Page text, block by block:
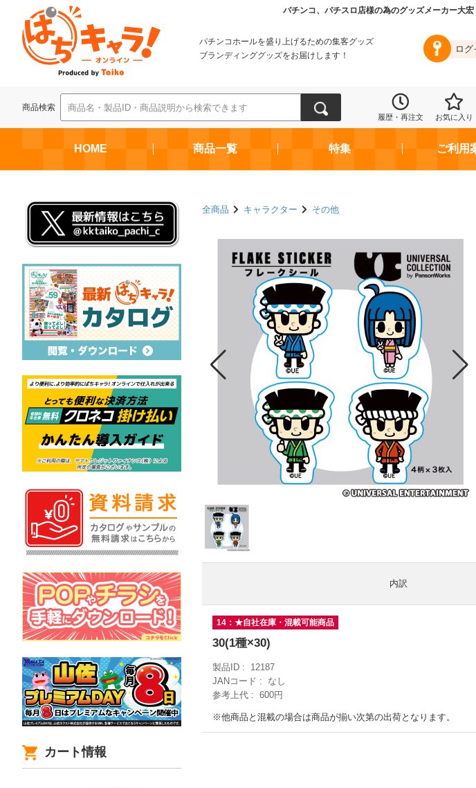
パチンコ、パチスロ店様の為のグッズメーカー大
パチンコホールを盛り上げるための集客グッズ
ブランディンググッズをお届けします！
ログ
商品検索
履歴・再注文 お気に入り
HOME 商品一覧 特集 ご利用
全商品 キャラクター その他
内訳
14：★自社在庫・混載可能商品
30(1種×30)
製品ID
12187
JANコード
なし
参考上代
600円
※他商品と混載の場合は商品が揃い次第の出荷となります。
カート情報